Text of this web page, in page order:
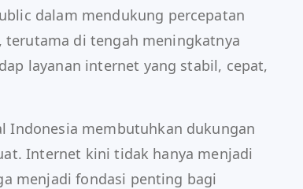
dalam mendukung percepatan
di tengah meningkatnya
layanan internet yang stabil, cepat,
Indonesia membutuhkan dukungan
Internet kini tidak hanya menjadi
menjadi fondasi penting bagi